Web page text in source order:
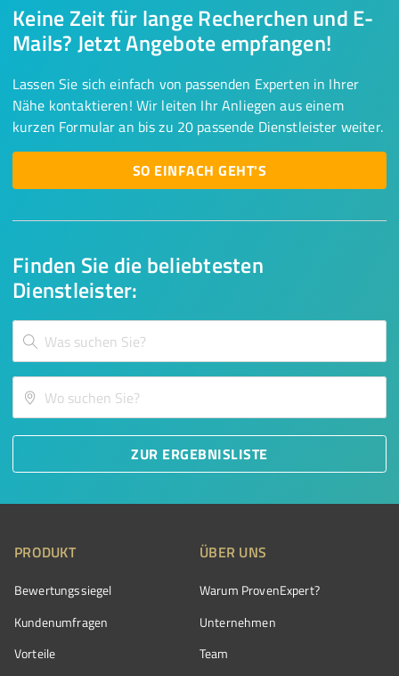
Finden Sie die beliebtesten
Dienstleister:
ZUR ERGEBNISLISTE
Keine Zeit für lange Recherchen und E-
Mails? Jetzt Angebote empfangen!
Lassen Sie sich einfach von passenden Experten in Ihrer
Nähe kontaktieren! Wir leiten Ihr Anliegen aus einem
kurzen Formular an bis zu 20 passende Dienstleister weiter.
SO EINFACH GEHT'S
PRODUKT
Bewertungssiegel
Kundenumfragen
Vorteile
ÜBER UNS
Warum ProvenExpert?
Unternehmen
Team